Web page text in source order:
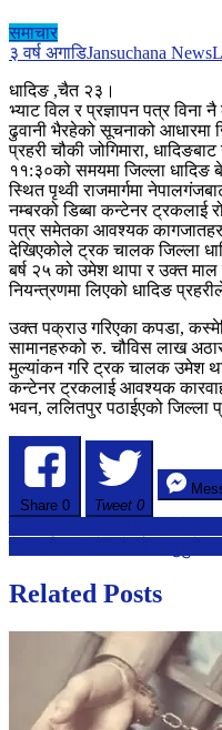
समाचार
३ वर्ष अगाडिJansuchana News
धादिङ ,चैत २३।
भ्याट विल र प्रज्ञापन पत्र
ढुवानी भैरहेको सूचनाको आधारमा
प्रहरी चौकी जोगिमारा,
११:३०को समयमा जिल्ला धादिङ
स्थित पृथ्वी राजमार्गमा
नम्बरको डिब्बा कन्टेनर ट्रकलाई
पत्र समेतका आवश्यक
देखिएकोले ट्रक चालक जिल्ला
बर्ष २५ को उमेश थापा र उक्त
नियन्त्रणमा लिएको धादिङ
उक्त पक्राउ गरिएका कपडा,
सामानहरुको रु. चौविस लाख
मुल्यांकन गरि ट्रक चालक उमेश
कन्टेनर ट्रकलाई आवश्यक
भवन, ललितपुर पठाईएको जिल्ला
Share 0 Tweet 0
Post
navigation
Related Posts